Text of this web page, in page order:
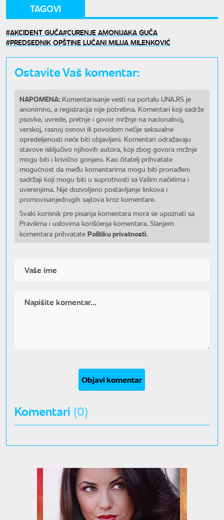
TAGOVI
AKCIDENT GUČA CURENJE AMONIJAKA GUČA
PREDSEDNIK OPŠTINE LUČANI MILIJA MILENKOVIĆ
Ostavite Vaš komentar:
NAPOMENA: Komentarisanje vesti na portalu UNA.RS je
anonimno, a registracija nije potrebna. Komentari koji sadrže
psovke, uvrede, pretnje i govor mržnje na nacionalnoj,
verskoj, rasnoj osnovi ili povodom nečije seksualne
opredeljenosti neće biti objavljeni. Komentari odražavaju
stavove isključivo njihovih autora, koji zbog govora mržnje
mogu biti i krivično gonjeni. Kao čitatelj prihvatate
mogućnost da među komentarima mogu biti pronađeni
sadržaji koji mogu biti u suprotnosti sa Vašim načelima i
uverenjima. Nije dozvoljeno postavljanje linkova i
promovisanjedrugih sajtova kroz komentare.
Svaki korisnik pre pisanja komentara mora se upoznati sa
Pravilima i uslovima korišćenja komentara. Slanjem
komentara prihvatate Politiku privatnosti.
Objavi komentar
Komentari (0)